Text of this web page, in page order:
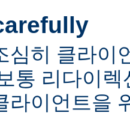
심히 클라이
통 리다이
라이언트을